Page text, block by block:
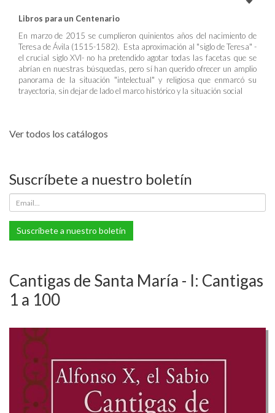
Libros para un Centenario
En marzo de 2015 se cumplieron quinientos años del nacimiento de
Teresa de Ávila (1515-1582). Esta aproximación al "siglo de Teresa" -
el crucial siglo XVI- no ha pretendido agotar todas las facetas que se
abrían en nuestras búsquedas, pero sí han querido ofrecer un amplio
panorama de la situación "intelectual" y religiosa que enmarcó su
trayectoria, sin dejar de lado el marco histórico y la situación social
Ver todos los catálogos
Suscríbete a nuestro boletín
Suscríbete a nuestro boletín
Cantigas de Santa María - I: Cantigas
1 a 100